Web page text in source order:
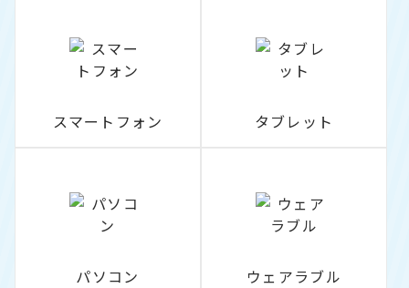
スマートフォン タブレット
パソコン ウェアラブル